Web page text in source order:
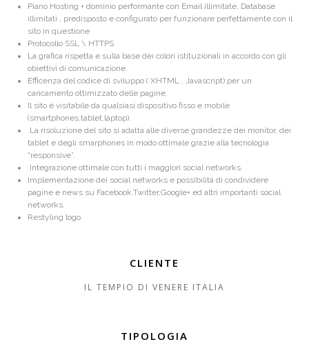
Piano Hosting + dominio performante con Email illimitate, Database
illimitati , predisposto e configurato per funzionare perfettamente con il
sito in questione
Protocollo SSL \ HTTPS
La grafica rispetta e sulla base dei colori istituzionali in accordo con gli
obiettivi di comunicazione.
Efficenza del codice di sviluppo ( XHTML , Javascript) per un
caricamento ottimizzato delle pagine.
Il sito è visitabile da qualsiasi dispositivo fisso e mobile
(smartphones,tablet,laptop).
La risoluzione del sito si adatta alle diverse grandezze dei monitor, dei
tablet e degli smarphones in modo ottimale grazie alla tecnologia
“responsive”.
Integrazione ottimale con tutti i maggiori social networks.
Implementazione dei social networks e possibilità di condividere
pagine e news su Facebook,Twitter,Google+ ed altri importanti social
networks.
Restyling logo
CLIENTE
IL TEMPIO DI VENERE ITALIA
TIPOLOGIA